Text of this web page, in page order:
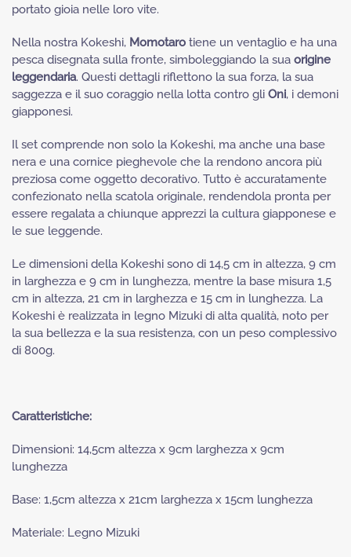
portato gioia nelle loro vite.
Nella nostra Kokeshi, Momotaro tiene un ventaglio e ha una
pesca disegnata sulla fronte, simboleggiando la sua origine
leggendaria. Questi dettagli riflettono la sua forza, la sua
saggezza e il suo coraggio nella lotta contro gli Oni, i demoni
giapponesi.
Il set comprende non solo la Kokeshi, ma anche una base
nera e una cornice pieghevole che la rendono ancora più
preziosa come oggetto decorativo. Tutto è accuratamente
confezionato nella scatola originale, rendendola pronta per
essere regalata a chiunque apprezzi la cultura giapponese e
le sue leggende.
Le dimensioni della Kokeshi sono di 14,5 cm in altezza, 9 cm
in larghezza e 9 cm in lunghezza, mentre la base misura 1,5
cm in altezza, 21 cm in larghezza e 15 cm in lunghezza. La
Kokeshi è realizzata in legno Mizuki di alta qualità, noto per
la sua bellezza e la sua resistenza, con un peso complessivo
di 800g.
Caratteristiche:
Dimensioni: 14,5cm altezza x 9cm larghezza x 9cm
lunghezza
Base: 1,5cm altezza x 21cm larghezza x 15cm lunghezza
Materiale: Legno Mizuki